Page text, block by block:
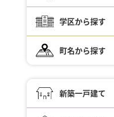
学区から探す
町名から探す
新築一戸建て